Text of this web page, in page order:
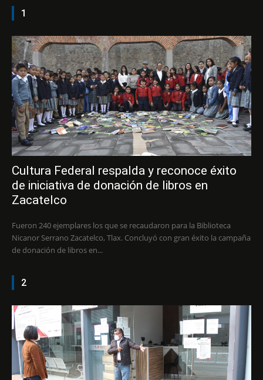
1
Cultura Federal respalda y reconoce éxito
de iniciativa de donación de libros en
Zacatelco
Fueron 240 ejemplares los que se recaudaron para la Biblioteca
Nicanor Serrano Zacatelco, Tlax. Concluyó con gran éxito la campaña
de donación de libros en...
2